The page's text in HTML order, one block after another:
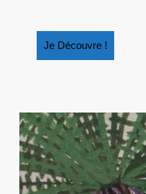
Je Découvre !
Découvre